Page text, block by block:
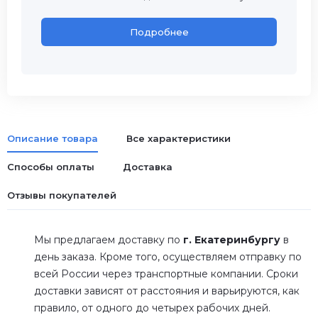
Подробнее
Описание товара Все характеристики
Способы оплаты Доставка
Отзывы покупателей
Мы предлагаем доставку по г. Екатеринбургу в
день заказа. Кроме того, осуществляем отправку по
всей России через транспортные компании. Сроки
доставки зависят от расстояния и варьируются, как
правило, от одного до четырех рабочих дней.